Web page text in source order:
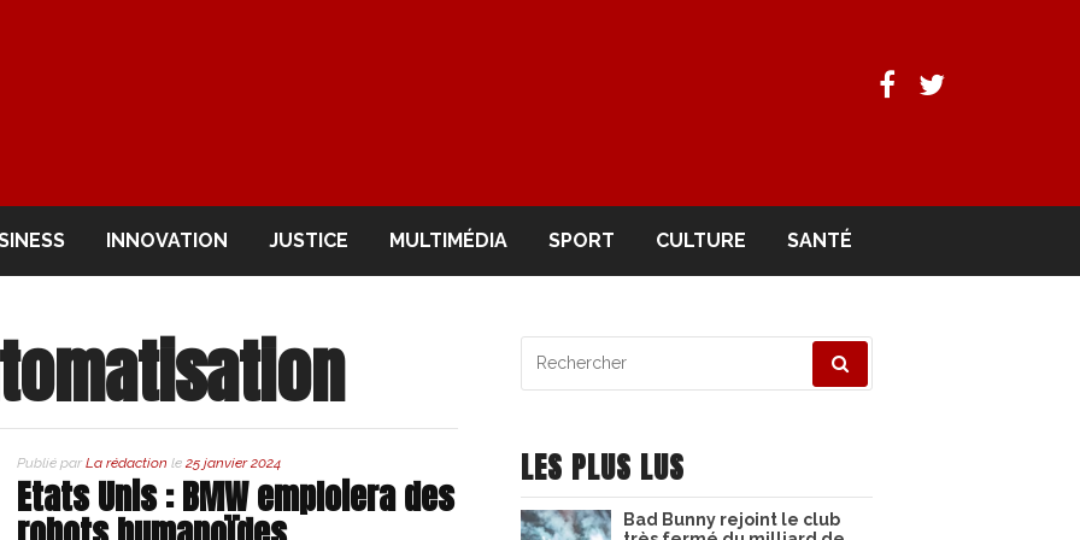
Facebook
Twitter
INNOVATION JUSTICE MULTIMÉDIA SPORT CULTURE SANTÉ
Publié par La rédaction le 25 janvier 2024
Etats Unis : BMW emploiera des
pour
LES PLUS LUS
Bad Bunny rejoint le club